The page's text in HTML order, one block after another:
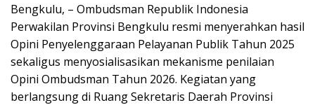
Bengkulu, – Ombudsman Republik Indonesia
Perwakilan Provinsi Bengkulu resmi menyerahkan hasil
Opini Penyelenggaraan Pelayanan Publik Tahun 2025
sekaligus menyosialisasikan mekanisme penilaian
Opini Ombudsman Tahun 2026. Kegiatan yang
berlangsung di Ruang Sekretaris Daerah Provinsi